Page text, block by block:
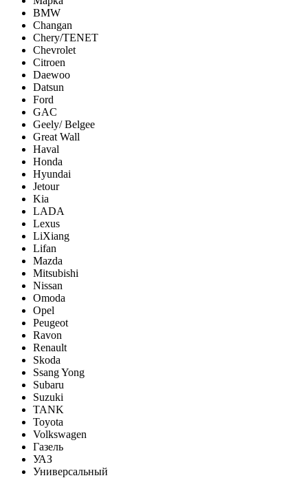
BMW
Changan
Chery/TENET
Chevrolet
Citroen
Daewoo
Datsun
Ford
GAC
Geely/ Belgee
Great Wall
Haval
Honda
Hyundai
Jetour
Kia
LADA
Lexus
LiXiang
Lifan
Mazda
Mitsubishi
Nissan
Omoda
Opel
Peugeot
Ravon
Renault
Skoda
Ssang Yong
Subaru
Suzuki
TANK
Toyota
Volkswagen
Газель
УАЗ
Универсальный